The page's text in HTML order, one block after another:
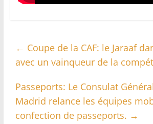
← Coupe de la CAF: le Jaraaf
avec un vainqueur de la
Passeports: Le Consulat
Madrid relance les équipes
confection de passeports. →